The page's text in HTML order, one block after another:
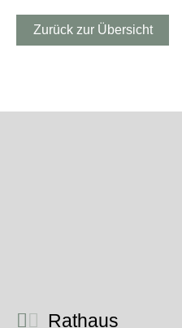
Zurück zur Übersicht
Rathaus